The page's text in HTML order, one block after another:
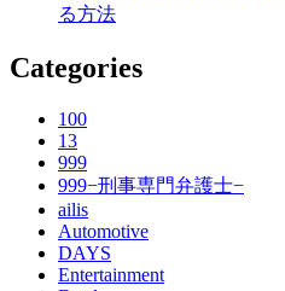
る方法
Categories
100
13
999
999−刑事専門弁護士−
ailis
Automotive
DAYS
Entertainment